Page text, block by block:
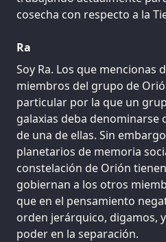
cosecha con respecto a la
Ra
Soy Ra. Los que mencionas
miembros del grupo de
particular por la que un
galaxias deba denominarse
de una de ellas. Sin
planetarios de memoria
constelación de Orión
gobiernan a los otros
que en el pensamiento
orden jerárquico, digamos,
poder en la separación.